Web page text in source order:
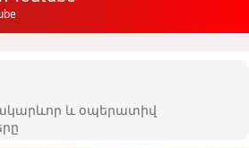
և օպերատիվ